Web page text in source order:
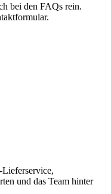
bei den FAQs rein.
Lieferservice,
und das Team hinter